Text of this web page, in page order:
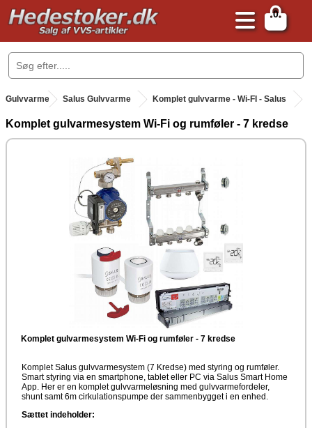
0
.
Gulvvarme . Salus Gulvvarme Komplet gulvvarme - Wi-FI - Salus
Komplet gulvarmesystem Wi-Fi og rumføler - 7 kredse
Komplet gulvarmesystem Wi-Fi og rumføler - 7 kredse
Komplet Salus gulvvarmesystem (7 Kredse) med styring og rumføler.
Smart styring via en smartphone, tablet eller PC via Salus Smart Home
App. Her er en komplet gulvvarmeløsning med gulvvarmefordeler,
shunt samt 6m cirkulationspumpe der sammenbygget i en enhed.
Sættet indeholder: